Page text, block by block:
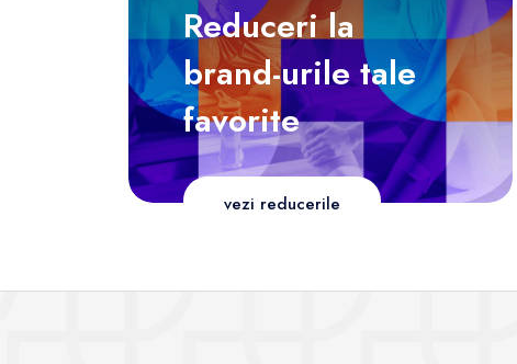
Reduceri la
brand-urile tale
favorite
vezi reducerile